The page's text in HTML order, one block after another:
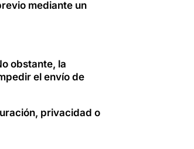
mediante un
obstante, la
el envío de
privacidad o